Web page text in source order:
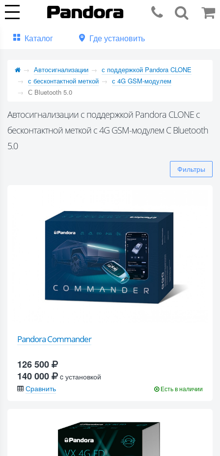
Каталог Где установить
Автосигнализации
с поддержкой Pandora CLONE
с бесконтактной меткой
с 4G GSM-модулем
С Bluetooth 5.0
Автосигнализации с поддержкой Pandora CLONE с
бесконтактной меткой с 4G GSM-модулем С Bluetooth
5.0
Фильтры
Pandora Commander
126 500
140 000
c установкой
Сравнить
Есть в наличии